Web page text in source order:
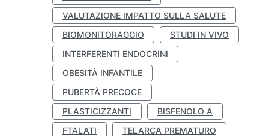
VALUTAZIONE IMPATTO SULLA SALUTE
BIOMONITORAGGIO
STUDI IN VIVO
INTERFERENTI ENDOCRINI
OBESITÀ INFANTILE
PUBERTÀ PRECOCE
PLASTICIZZANTI
BISFENOLO A
FTALATI
TELARCA PREMATURO